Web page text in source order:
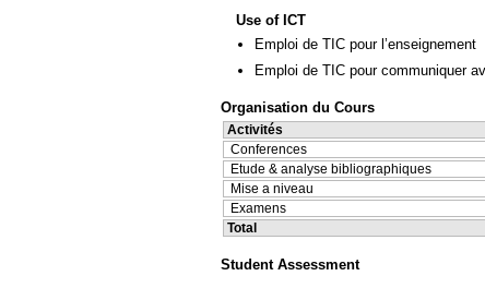
Use of ICT
Emploi de TIC pour l’enseignement
Emploi de TIC pour communiquer
Organisation du Cours
Activités
Conferences
Etude & analyse bibliographiques
Mise a niveau
Examens
Total
Student Assessment